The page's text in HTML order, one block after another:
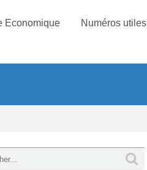
Economique Numéros utiles